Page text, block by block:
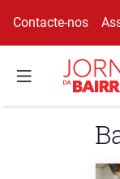
Contacte-nos